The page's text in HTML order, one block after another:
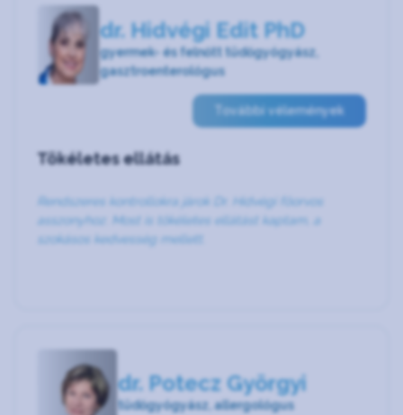
dr. Hidvégi Edit PhD
gyermek- és felnőtt tüdőgyógyász,
gasztroenterológus
További vélemények
Tökéletes ellátás
Rendszeres kontrollokra járok Dr. Hídvégi főorvos
asszonyhoz. Most is tökéletes ellátást kaptam, a
szokásos kedvesség mellett.
dr. Potecz Györgyi
tüdőgyógyász, allergológus